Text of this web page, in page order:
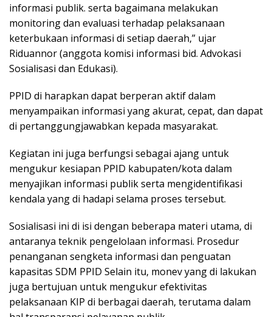
informasi publik. serta bagaimana melakukan
monitoring dan evaluasi terhadap pelaksanaan
keterbukaan informasi di setiap daerah,” ujar
Riduannor (anggota komisi informasi bid. Advokasi
Sosialisasi dan Edukasi).
PPID di harapkan dapat berperan aktif dalam
menyampaikan informasi yang akurat, cepat, dan dapat
di pertanggungjawabkan kepada masyarakat.
Kegiatan ini juga berfungsi sebagai ajang untuk
mengukur kesiapan PPID kabupaten/kota dalam
menyajikan informasi publik serta mengidentifikasi
kendala yang di hadapi selama proses tersebut.
Sosialisasi ini di isi dengan beberapa materi utama, di
antaranya teknik pengelolaan informasi. Prosedur
penanganan sengketa informasi dan penguatan
kapasitas SDM PPID Selain itu, monev yang di lakukan
juga bertujuan untuk mengukur efektivitas
pelaksanaan KIP di berbagai daerah, terutama dalam